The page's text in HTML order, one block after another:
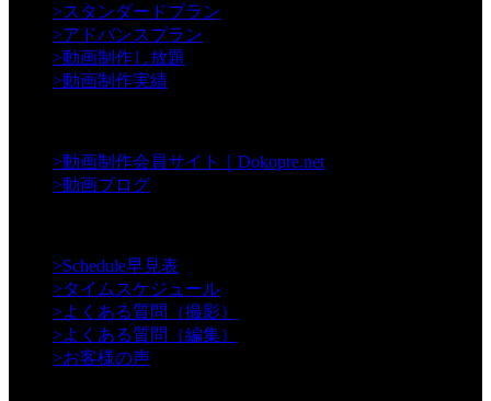
>スタンダードプラン
>アドバンスプラン
>動画制作し放題
>動画制作実績
>動画制作会員サイト｜Dokopre.net
>動画ブログ
>Schedule早見表
>タイムスケジュール
>よくある質問（撮影）
>よくある質問（編集）
>お客様の声